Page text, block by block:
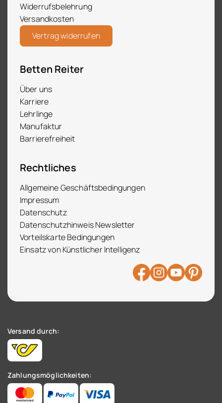
Widerrufsbelehrung
Versandkosten
Vertrag widerrufen
Betten Reiter
Über uns
Karriere
Lehrlinge
Manufaktur
Barrierefreiheit
Rechtliches
Allgemeine Geschäftsbedingungen
Impressum
Datenschutz
Datenschutzhinweis Newsletter
Vorteilskarte Bedingungen
Einsatz von Künstlicher Intelligenz
Versand durch:
Zahlungsmöglichkeiten: